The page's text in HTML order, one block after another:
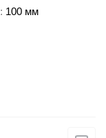
100 мм